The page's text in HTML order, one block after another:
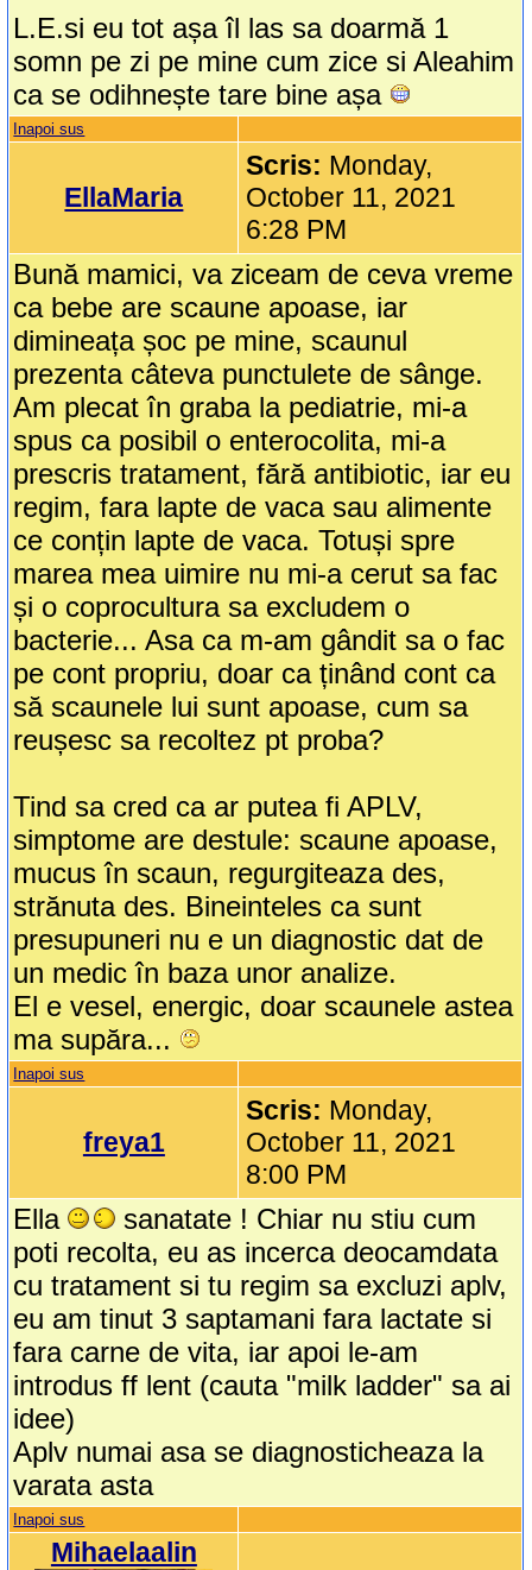
L.E.si eu tot așa îl las sa doarmă 1
somn pe zi pe mine cum zice si Aleahim
ca se odihnește tare bine așa
Inapoi sus
EllaMaria
Scris: Monday,
October 11, 2021
6:28 PM
Bună mamici, va ziceam de ceva vreme
ca bebe are scaune apoase, iar
dimineața șoc pe mine, scaunul
prezenta câteva punctulete de sânge.
Am plecat în graba la pediatrie, mi-a
spus ca posibil o enterocolita, mi-a
prescris tratament, fără antibiotic, iar eu
regim, fara lapte de vaca sau alimente
ce conțin lapte de vaca. Totuși spre
marea mea uimire nu mi-a cerut sa fac
și o coprocultura sa excludem o
bacterie... Asa ca m-am gândit sa o fac
pe cont propriu, doar ca ținând cont ca
să scaunele lui sunt apoase, cum sa
reușesc sa recoltez pt proba?
Tind sa cred ca ar putea fi APLV,
simptome are destule: scaune apoase,
mucus în scaun, regurgiteaza des,
strănuta des. Bineinteles ca sunt
presupuneri nu e un diagnostic dat de
un medic în baza unor analize.
El e vesel, energic, doar scaunele astea
ma supăra...
Inapoi sus
freya1
Scris: Monday,
October 11, 2021
8:00 PM
Ella
sanatate ! Chiar nu stiu cum
poti recolta, eu as incerca deocamdata
cu tratament si tu regim sa excluzi aplv,
eu am tinut 3 saptamani fara lactate si
fara carne de vita, iar apoi le-am
introdus ff lent (cauta "milk ladder" sa ai
idee)
Aplv numai asa se diagnosticheaza la
varata asta
Inapoi sus
Mihaelaalin